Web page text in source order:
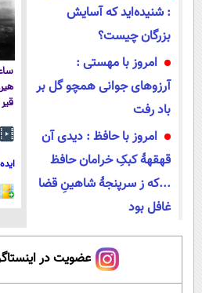
: شنیده‌اید که آسایش
بزرگان چیست؟
امروز با مهستی :
آرزوهای جوانی همچو گل بر
باد رفت
امروز با حافظ : دیدی آن
قهقههٔ کبکِ خرامان حافظ
...که ز سرپنجهٔ شاهینِ قضا
غافل بود
عضویت در